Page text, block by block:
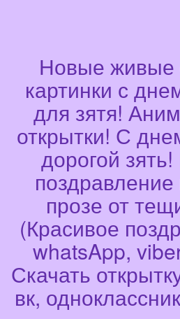
Новые живые
картинки с
для зятя!
открытки! С
дорогой
поздравление
прозе от
(Красивое
whatsApp,
Скачать
вк,